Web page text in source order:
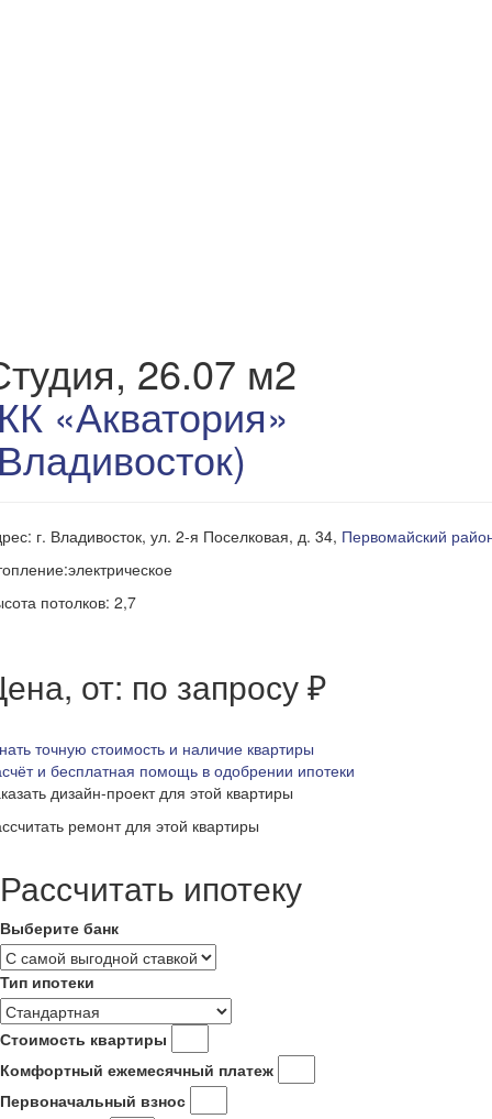
26.07 м2
«Акватория»
г. Владивосток, ул. 2-я Поселковая, д. 34, Первомайский
потолков: 2,7
от: по запросу ₽
точную стоимость и наличие квартиры
и бесплатная помощь в одобрении ипотеки
дизайн-проект для этой квартиры
ремонт для этой квартиры
Рассчитать ипотеку
Выберите банк
Тип ипотеки
Стоимость квартиры
Комфортный ежемесячный платеж
Первоначальный взнос